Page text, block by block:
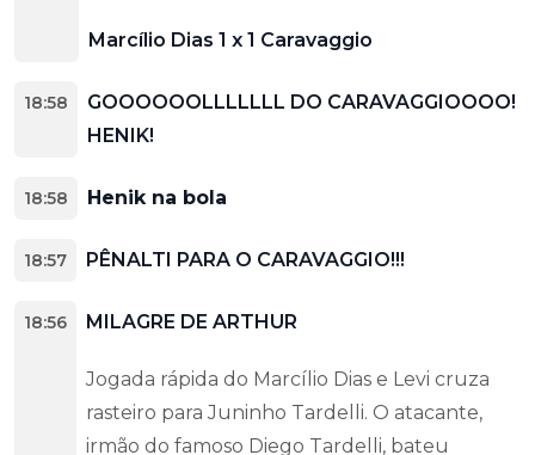
Marcílio Dias 1 x 1 Caravaggio
18:58
GOOOOOOLLLLLLL DO CARAVAGGIOOOO!
HENIK!
18:58 Henik na bola
18:57 PÊNALTI PARA O CARAVAGGIO!!!
18:56 MILAGRE DE ARTHUR
Jogada rápida do Marcílio Dias e Levi cruza
rasteiro para Juninho Tardelli. O atacante,
irmão do famoso Diego Tardelli, bateu